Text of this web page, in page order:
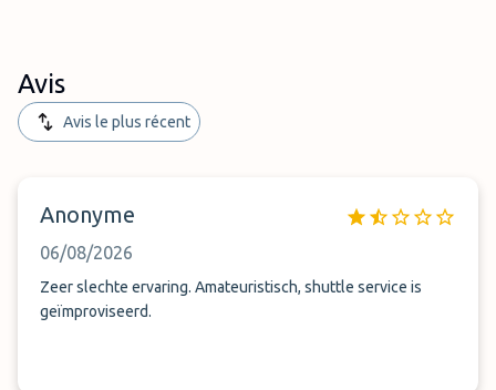
Avis
Avis le plus récent
Anonyme
06/08/2026
Zeer slechte ervaring. Amateuristisch, shuttle service is
geïmproviseerd.